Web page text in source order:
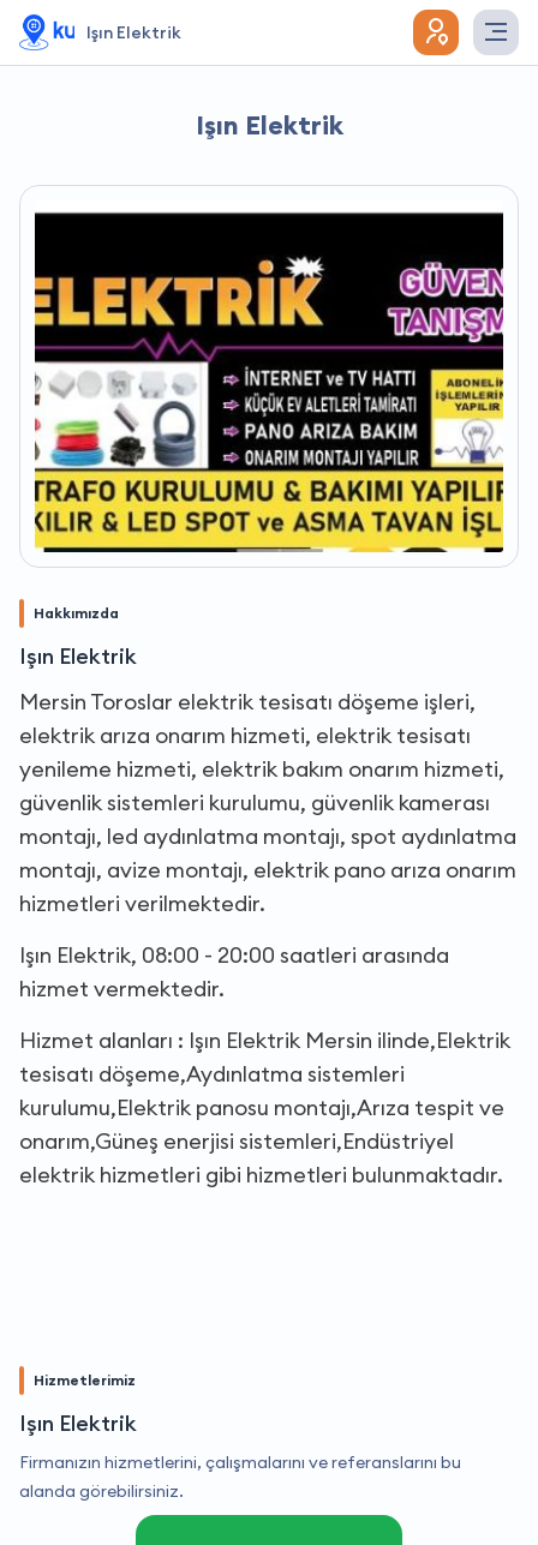
Işın Elektrik
Işın Elektrik
Hakkımızda
Işın Elektrik
Mersin Toroslar elektrik tesisatı döşeme işleri,
elektrik arıza onarım hizmeti, elektrik tesisatı
yenileme hizmeti, elektrik bakım onarım hizmeti,
güvenlik sistemleri kurulumu, güvenlik kamerası
montajı, led aydınlatma montajı, spot aydınlatma
montajı, avize montajı, elektrik pano arıza onarım
hizmetleri verilmektedir.
Işın Elektrik, 08:00 - 20:00 saatleri arasında
hizmet vermektedir.
Hizmet alanları : Işın Elektrik Mersin ilinde,Elektrik
tesisatı döşeme,Aydınlatma sistemleri
kurulumu,Elektrik panosu montajı,Arıza tespit ve
onarım,Güneş enerjisi sistemleri,Endüstriyel
elektrik hizmetleri gibi hizmetleri bulunmaktadır.
Hizmetlerimiz
Işın Elektrik
Firmanızın hizmetlerini, çalışmalarını ve referanslarını bu
alanda görebilirsiniz.